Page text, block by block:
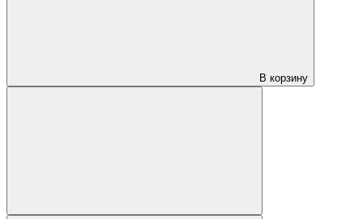
В корзину